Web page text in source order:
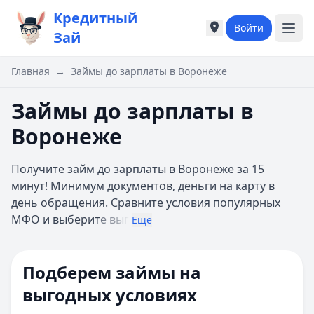
Кредитный
Зай
Города России
Москва
Казань
Б
Барнаул
Белгород
Города России
Москва
Казань
Б
Барнаул
Белгород
Войти
Главная → Займы до зарплаты в Воронеже
Займы до зарплаты в
Воронеже
Получите займ до зарплаты в Воронеже за 15
минут! Минимум документов, деньги на карту в
день обращения. Сравните условия популярных
МФО и выберите выг Еще
Подберем займы на
выгодных условиях